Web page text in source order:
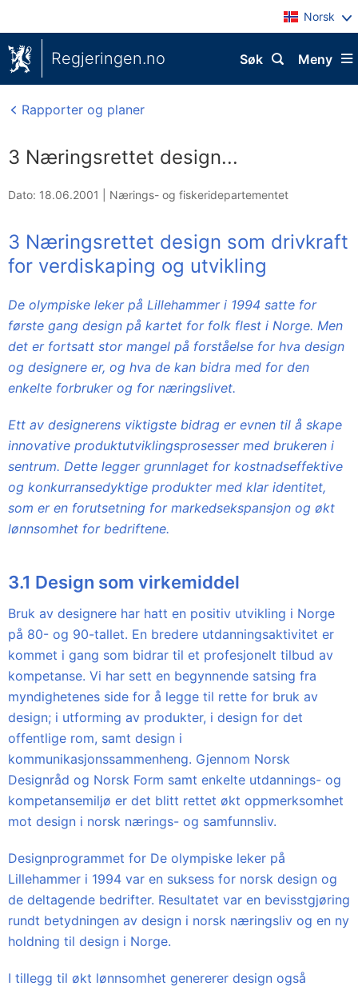
Norsk
Regjeringen.no Meny
Søk
Rapporter og planer
3 Næringsrettet design...
Dato: 18.06.2001 Nærings- og fiskeridepartementet
3 Næringsrettet design som drivkraft
for verdiskaping og utvikling
De olympiske leker på Lillehammer i 1994 satte for
første gang design på kartet for folk flest i Norge. Men
det er fortsatt stor mangel på forståelse for hva design
og designere er, og hva de kan bidra med for den
enkelte forbruker og for næringslivet.
Ett av designerens viktigste bidrag er evnen til å skape
innovative produktutviklingsprosesser med brukeren i
sentrum. Dette legger grunnlaget for kostnadseffektive
og konkurransedyktige produkter med klar identitet,
som er en forutsetning for markedsekspansjon og økt
lønnsomhet for bedriftene.
3.1 Design som virkemiddel
Bruk av designere har hatt en positiv utvikling i Norge
på 80- og 90-tallet. En bredere utdanningsaktivitet er
kommet i gang som bidrar til et profesjonelt tilbud av
kompetanse. Vi har sett en begynnende satsing fra
myndighetenes side for å legge til rette for bruk av
design; i utforming av produkter, i design for det
offentlige rom, samt design i
kommunikasjonssammenheng. Gjennom Norsk
Designråd og Norsk Form samt enkelte utdannings- og
kompetansemiljø er det blitt rettet økt oppmerksomhet
mot design i norsk nærings- og samfunnsliv.
Designprogrammet for De olympiske leker på
Lillehammer i 1994 var en suksess for norsk design og
de deltagende bedrifter. Resultatet var en bevisstgjøring
rundt betydningen av design i norsk næringsliv og en ny
holdning til design i Norge.
I tillegg til økt lønnsomhet genererer design også